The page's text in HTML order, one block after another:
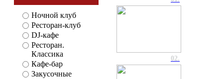
Ночной клуб
Ресторан-клуб
DJ-кафе
Ресторан.
Классика
Кафе-бар
Закусочные
02.